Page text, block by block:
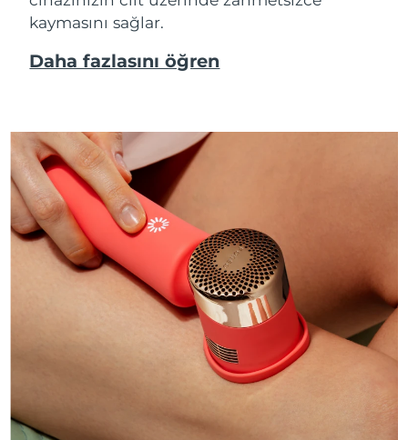
kaymasını sağlar.
Daha fazlasını öğren